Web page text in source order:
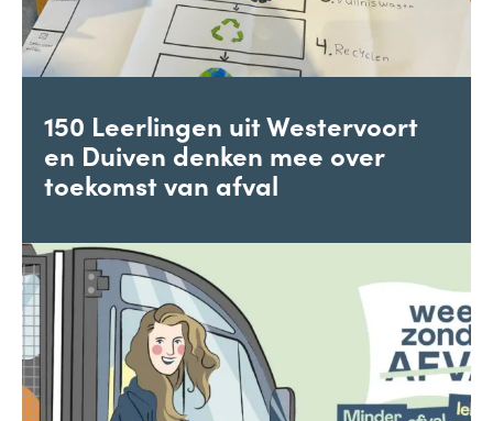
150 Leerlingen uit Westervoort
en Duiven denken mee over
toekomst van afval